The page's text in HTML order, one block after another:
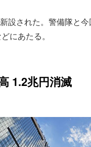
設された。警備隊と
にあたる。
1.2兆円消滅